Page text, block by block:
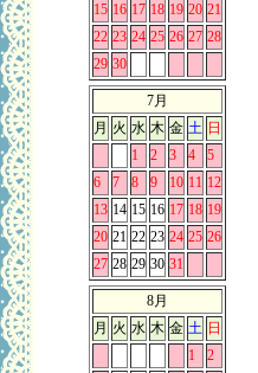
15 16 17 18 19 20 21
22 23 24 25 26 27 28
29 30
7月
月 火 水 木 金 土 日
1
2 3 4
5
6
7 8 9 10 11 12
13 14 15 16 17 18 19
20 21 22 23 24 25 26
27 28 29 30 31
8月
月 火 水 木 金 土 日
1
2